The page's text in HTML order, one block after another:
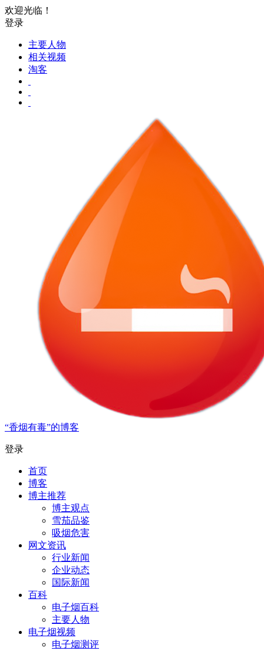
欢迎光临！
登录
主要人物
相关视频
淘客
“香烟有毒”的博客
登录
首页
博客
博主推荐
博主观点
雪茄品鉴
吸烟危害
网文资讯
行业新闻
企业动态
国际新闻
百科
电子烟百科
主要人物
电子烟视频
电子烟测评